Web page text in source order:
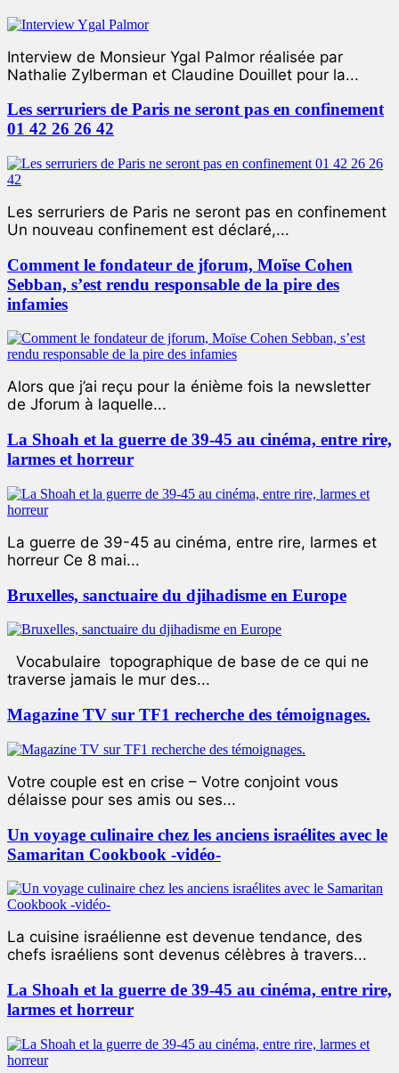
Interview de Monsieur Ygal Palmor réalisée par
Nathalie Zylberman et Claudine Douillet pour la...
Les serruriers de Paris ne seront pas en confinement
01 42 26 26 42
Les serruriers de Paris ne seront pas en confinement
Un nouveau confinement est déclaré,...
Comment le fondateur de jforum, Moïse Cohen
Sebban, s’est rendu responsable de la pire des
infamies
Alors que j’ai reçu pour la énième fois la newsletter
de Jforum à laquelle...
La Shoah et la guerre de 39-45 au cinéma, entre rire,
larmes et horreur
La guerre de 39-45 au cinéma, entre rire, larmes et
horreur Ce 8 mai...
Bruxelles, sanctuaire du djihadisme en Europe
Vocabulaire topographique de base de ce qui ne
traverse jamais le mur des...
Magazine TV sur TF1 recherche des témoignages.
Votre couple est en crise – Votre conjoint vous
délaisse pour ses amis ou ses...
Un voyage culinaire chez les anciens israélites avec le
Samaritan Cookbook -vidéo-
La cuisine israélienne est devenue tendance, des
chefs israéliens sont devenus célèbres à travers...
La Shoah et la guerre de 39-45 au cinéma, entre rire,
larmes et horreur